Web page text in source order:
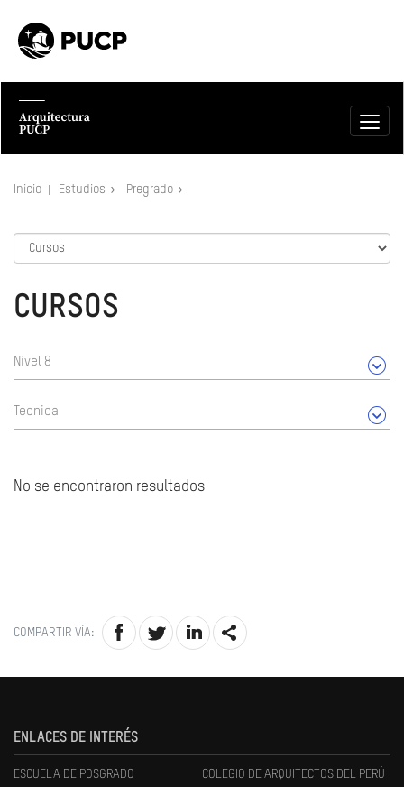
Inicio Estudios Pregrado
CURSOS
Nivel 8
Tecnica
No se encontraron resultados
COMPARTIR VÍA:
ENLACES DE INTERÉS
ESCUELA DE POSGRADO COLEGIO DE ARQUITECTOS DEL PERÚ